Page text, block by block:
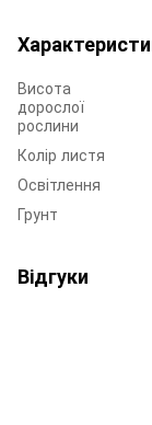
Висота
дорослої
рослини
Колір листя
Освітлення
Грунт
Відгуки